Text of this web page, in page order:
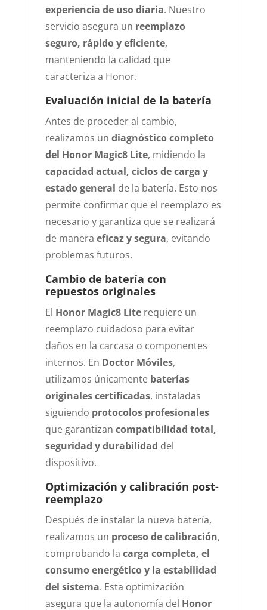
experiencia de uso diaria. Nuestro
servicio asegura un reemplazo
seguro, rápido y eficiente,
manteniendo la calidad que
caracteriza a Honor.
Evaluación inicial de la batería
Antes de proceder al cambio,
realizamos un diagnóstico completo
del Honor Magic8 Lite, midiendo la
capacidad actual, ciclos de carga y
estado general de la batería. Esto nos
permite confirmar que el reemplazo es
necesario y garantiza que se realizará
de manera eficaz y segura, evitando
problemas futuros.
Cambio de batería con
repuestos originales
El Honor Magic8 Literequiere un
reemplazo cuidadoso para evitar
daños en la carcasa o componentes
internos. En Doctor Móviles,
utilizamos únicamente baterías
originales certificadas, instaladas
siguiendo protocolos profesionales
que garantizan compatibilidad total,
seguridad y durabilidad del
dispositivo.
Optimización y calibración post-
reemplazo
Después de instalar la nueva batería,
realizamos un proceso de calibración,
comprobando la carga completa, el
consumo energético y la estabilidad
del sistema. Esta optimización
asegura que la autonomía del Honor